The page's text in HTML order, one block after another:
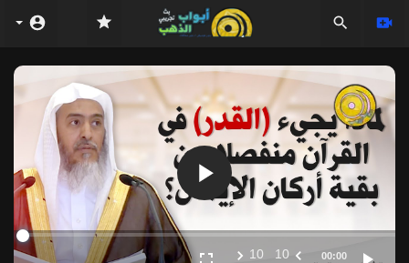
Video
Player
00:00
10
10